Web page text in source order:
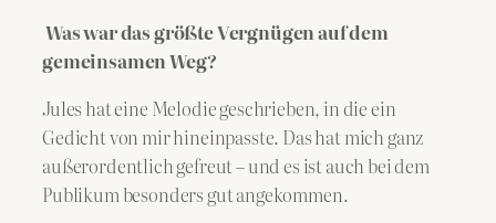
Was war das größte Vergnügen auf dem
gemeinsamen Weg?
Jules hat eine Melodie geschrieben, in die ein
Gedicht von mir hineinpasste. Das hat mich ganz
außerordentlich gefreut – und es ist auch bei dem
Publikum besonders gut angekommen.